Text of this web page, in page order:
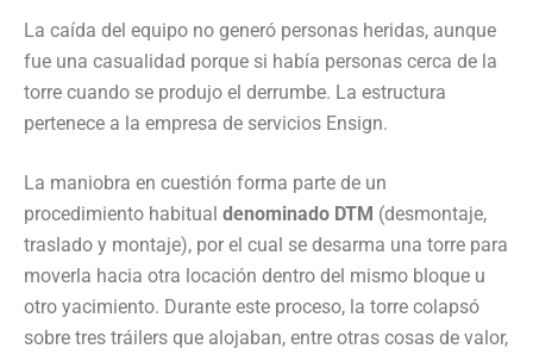
La caída del equipo no generó personas heridas, aunque
fue una casualidad porque si había personas cerca de la
torre cuando se produjo el derrumbe. La estructura
pertenece a la empresa de servicios Ensign.
La maniobra en cuestión forma parte de un
procedimiento habitual denominado DTM (desmontaje,
traslado y montaje), por el cual se desarma una torre para
moverla hacia otra locación dentro del mismo bloque u
otro yacimiento. Durante este proceso, la torre colapsó
sobre tres tráilers que alojaban, entre otras cosas de valor,